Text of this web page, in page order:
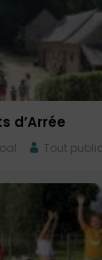
d’Arrée
Tout public